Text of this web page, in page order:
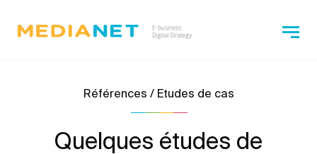
Références / Etudes de cas
Quelques études de